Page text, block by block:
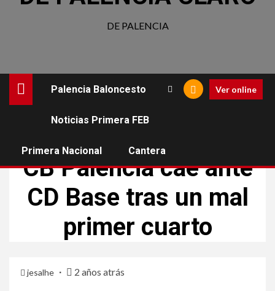
DE PALENCIA
Palencia Baloncesto
Noticias Primera FEB
Primera Nacional Cantera
Ver online
CB Palencia cae ante
CD Base tras un mal
primer cuarto
jesalhe 2 años atrás